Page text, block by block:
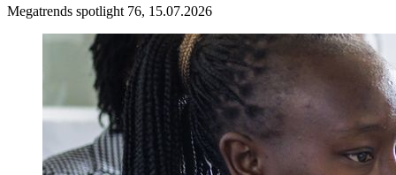
Megatrends spotlight 76, 15.07.2026